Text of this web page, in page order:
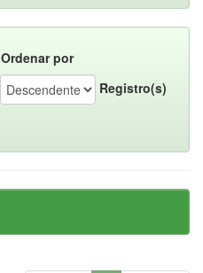
Ordenar por
Registro(s)